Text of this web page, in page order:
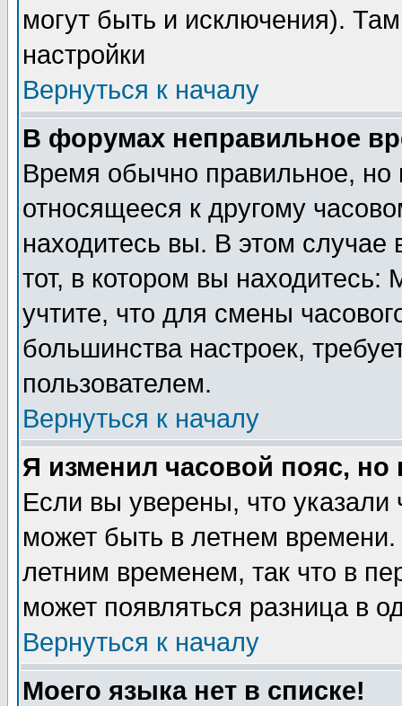
могут быть и исключения).
настройки
Вернуться к началу
В форумах неправильное
Время обычно правильное,
относящееся к другому
находитесь вы. В этом
тот, в котором вы
учтите, что для смены
большинства настроек,
пользователем.
Вернуться к началу
Я изменил часовой пояс,
Если вы уверены, что указали
может быть в летнем
летним временем, так что в
может появляться разница в
Вернуться к началу
Моего языка нет в списке!